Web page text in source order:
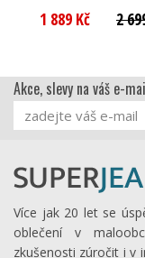
1 889 Kč 2
Akce, slevy na váš e-
Více jak 20 let se
oblečení v
zkušenosti zúročit i v